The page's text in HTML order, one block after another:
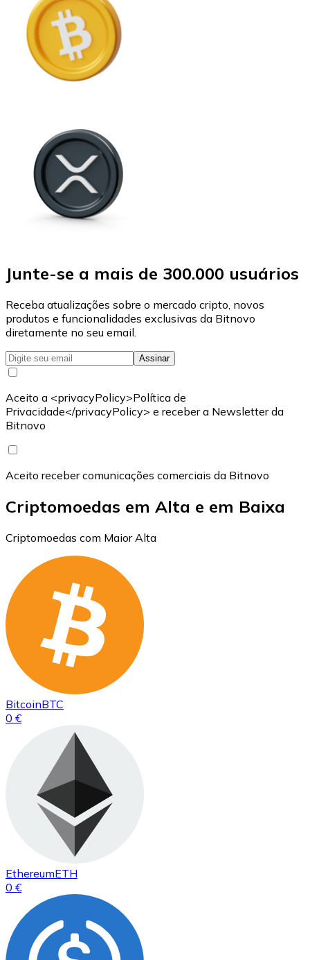
Junte-se a mais de 300.000 usuários
Receba atualizações sobre o mercado cripto, novos
produtos e funcionalidades exclusivas da Bitnovo
diretamente no seu email.
Assinar
Aceito a <privacyPolicy>Política de
Privacidade</privacyPolicy> e receber a Newsletter da
Bitnovo
Aceito receber comunicações comerciais da Bitnovo
Criptomoedas em Alta e em Baixa
Criptomoedas com Maior Alta
BitcoinBTC
0 €
EthereumETH
0 €